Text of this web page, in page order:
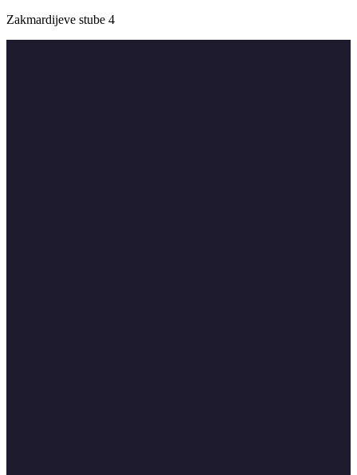
Zakmardijeve stube 4